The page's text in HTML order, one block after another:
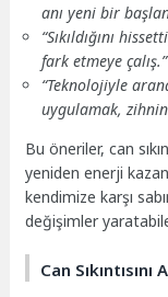
anı yeni bir
“Sıkıldığını
fark etmeye çalış.”
“Teknolojiyle
uygulamak,
Bu öneriler, can
yeniden enerji
kendimize karşı
değişimler
Can